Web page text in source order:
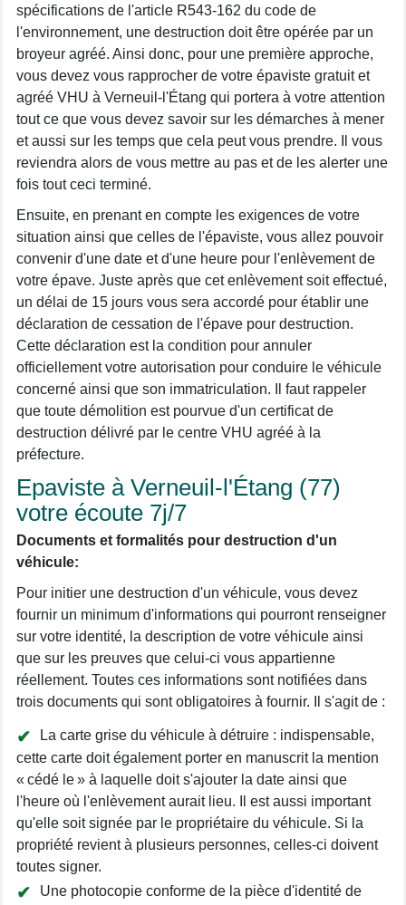
spécifications de l'article R543-162 du code de
l'environnement, une destruction doit être opérée par un
broyeur agréé. Ainsi donc, pour une première approche,
vous devez vous rapprocher de votre épaviste gratuit et
agréé VHU à Verneuil-l'Étang qui portera à votre attention
tout ce que vous devez savoir sur les démarches à mener
et aussi sur les temps que cela peut vous prendre. Il vous
reviendra alors de vous mettre au pas et de les alerter une
fois tout ceci terminé.
Ensuite, en prenant en compte les exigences de votre
situation ainsi que celles de l'épaviste, vous allez pouvoir
convenir d'une date et d'une heure pour l'enlèvement de
votre épave. Juste après que cet enlèvement soit effectué,
un délai de 15 jours vous sera accordé pour établir une
déclaration de cessation de l'épave pour destruction.
Cette déclaration est la condition pour annuler
officiellement votre autorisation pour conduire le véhicule
concerné ainsi que son immatriculation. Il faut rappeler
que toute démolition est pourvue d'un certificat de
destruction délivré par le centre VHU agréé à la
préfecture.
Epaviste à Verneuil-l'Étang (77)
votre écoute 7j/7
Documents et formalités pour destruction d'un
véhicule:
Pour initier une destruction d'un véhicule, vous devez
fournir un minimum d'informations qui pourront renseigner
sur votre identité, la description de votre véhicule ainsi
que sur les preuves que celui-ci vous appartienne
réellement. Toutes ces informations sont notifiées dans
trois documents qui sont obligatoires à fournir. Il s'agit de :
La carte grise du véhicule à détruire : indispensable,
cette carte doit également porter en manuscrit la mention
« cédé le » à laquelle doit s'ajouter la date ainsi que
l'heure où l'enlèvement aurait lieu. Il est aussi important
qu'elle soit signée par le propriétaire du véhicule. Si la
propriété revient à plusieurs personnes, celles-ci doivent
toutes signer.
Une photocopie conforme de la pièce d'identité de